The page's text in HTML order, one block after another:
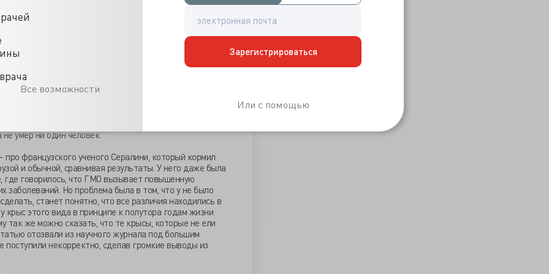
Все возможности
Зарегистрироваться
Или с помощью
представить создание плохого ГМО. Например,
то токсичный белок, и сделать токсичное растение.
на практике, их делают не для того, чтобы
обществу. Из ГМО, которые используются в качестве
или потенциально вредными, мы не знаем.
плохая наука. Есть, например, смешная история,
написал про то, как человек съел рыбу с геном
выдумкой, но очень многие СМИ ее
ссылки на эту новость, с вопросом о подтверждении/
разбор этой истории, который делал Алексей
умер ни один человек.
французского ученого Сералини, который кормил
и обычной, сравнивая результаты. У него даже была
где говорилось, что ГМО вызывает повышенную
заболеваний. Но проблема была в том, что у не было
станет понятно, что все различия находились в
крыс этого вида в принципе к полутора годам жизни
так же можно сказать, что те крысы, которые не ели
отозвали из научного журнала под большим
поступили некорректно, сделав громкие выводы из